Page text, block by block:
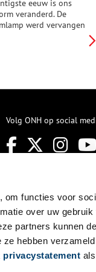
om functies voor
over uw gebruik
partners kunnen
hebben
privacystatement
eeuw is ons
veranderd. De
werd vervangen
Hoe woonde een
hoe veranderde het
wooncomfort ons
leven? Reis met ons
een eeuw
Volg ONH op social